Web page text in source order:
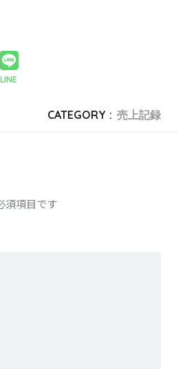
LINE
CATEGORY : 売上記録
須項目です